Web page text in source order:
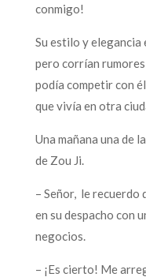
conmigo!
Su estilo y elegancia
pero corrían
podía competir con
que vivía en otra
Una mañana una de
de Zou Ji.
– Señor, le recuerdo
en su despacho con
negocios.
– ¡Es cierto! Me